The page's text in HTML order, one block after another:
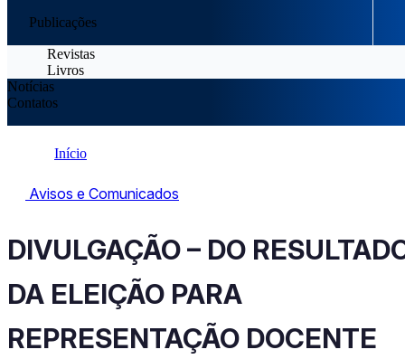
Publicações
Revistas
Livros
Notícias
Contatos
Início
Avisos e Comunicados
Avisos e Comunicados
DIVULGAÇÃO – DO
DA ELEIÇÃO PARA
REPRESENTAÇÃO DOCENTE